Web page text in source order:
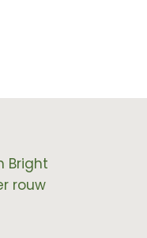
Bright
rouw